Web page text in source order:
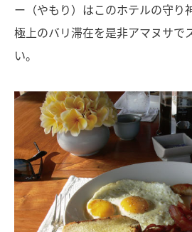
ー（やもり）はこのホテルの守り
極上のバリ滞在を是非アマヌサで
い。